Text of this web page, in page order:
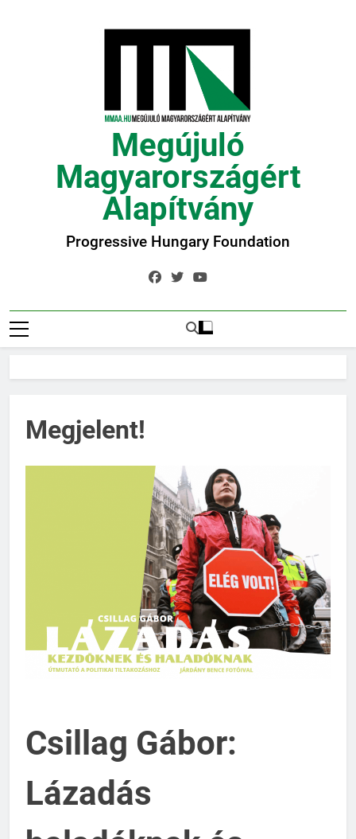
Megújuló
Magyarországért
Alapítvány
Progressive Hungary Foundation
Megjelent!
Csillag Gábor:
Lázadás